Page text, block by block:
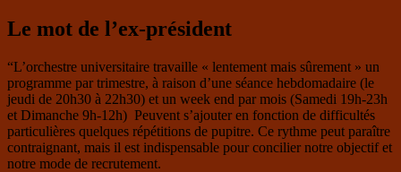
Le mot de l’ex-président
“L’orchestre universitaire travaille « lentement mais sûrement » un
programme par trimestre, à raison d’une séance hebdomadaire (le
jeudi de 20h30 à 22h30) et un week end par mois (Samedi 19h-23h
et Dimanche 9h-12h) Peuvent s’ajouter en fonction de difficultés
particulières quelques répétitions de pupitre. Ce rythme peut paraître
contraignant, mais il est indispensable pour concilier notre objectif et
notre mode de recrutement.